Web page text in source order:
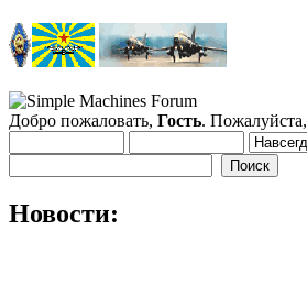
Добро пожаловать, Гость. Пожалуйста,
Новости: